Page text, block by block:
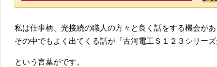
私は仕事柄、光接続の職人の方々と良く話をする機会が
その中でもよく出てくる話が『古河電工Ｓ１２３シリー
という言葉がです。